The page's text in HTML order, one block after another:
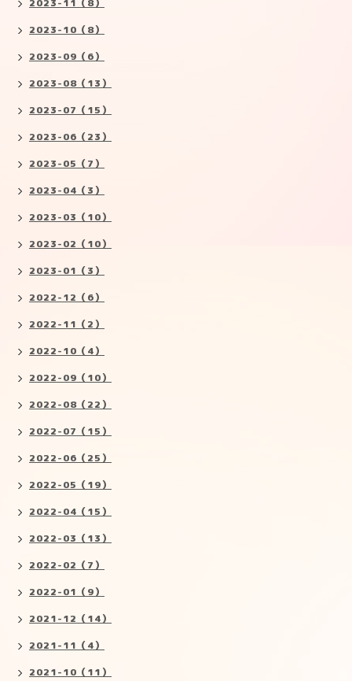
2023-11（8）
2023-10（8）
2023-09（6）
2023-08（13）
2023-07（15）
2023-06（23）
2023-05（7）
2023-04（3）
2023-03（10）
2023-02（10）
2023-01（3）
2022-12（6）
2022-11（2）
2022-10（4）
2022-09（10）
2022-08（22）
2022-07（15）
2022-06（25）
2022-05（19）
2022-04（15）
2022-03（13）
2022-02（7）
2022-01（9）
2021-12（14）
2021-11（4）
2021-10（11）